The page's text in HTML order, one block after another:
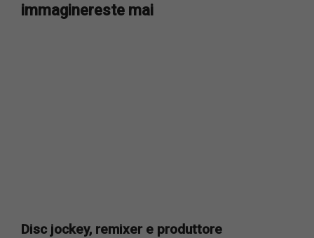
immaginereste mai
Disc jockey, remixer e produttore